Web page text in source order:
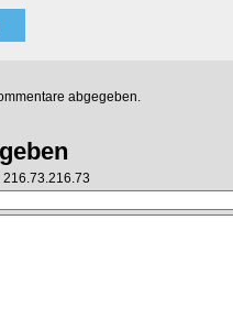
abgegeben.